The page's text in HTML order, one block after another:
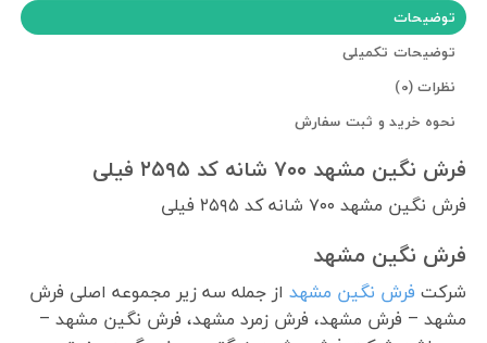
توضیحات
توضیحات تکمیلی
نظرات (0)
نحوه خرید و ثبت سفارش
فرش نگین مشهد ۷۰۰ شانه کد ۲۵۹۵ فیلی
فرش نگین مشهد ۷۰۰ شانه کد ۲۵۹۵ فیلی
فرش نگین مشهد
شرکت فرش نگین مشهداز جمله سه زیر مجموعه اصلی فرش
مشهد – فرش مشهد، فرش زمرد مشهد، فرش نگین مشهد –